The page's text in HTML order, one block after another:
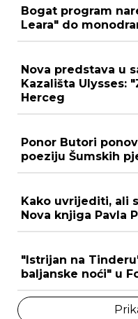
Bogat program
Leara" do
Nova predstava u
Kazališta Ulysses:
Herceg
Ponor Butori
poeziju Šumskih
Kako uvrijediti, ali
Nova knjiga Pavla
"Istrijan na
baljanske noći" u